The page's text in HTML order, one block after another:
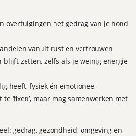
overtuigingen het gedrag van je hond
vanuit rust en vertrouwen
blijft zetten, zelfs als je weinig energie
heeft, fysiek én emotioneel
‘fixen’, maar mag samenwerken met
gedrag, gezondheid, omgeving en